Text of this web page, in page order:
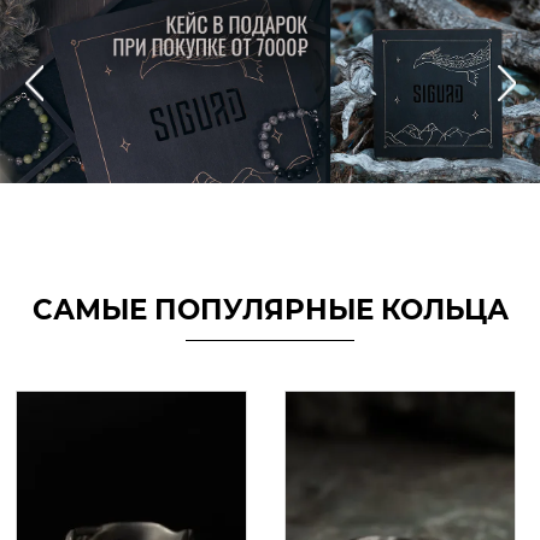
САМЫЕ ПОПУЛЯРНЫЕ КОЛЬЦА